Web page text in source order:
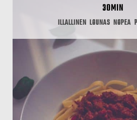
30MIN
ILLALLINEN LOUNAS NOPEA